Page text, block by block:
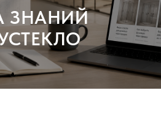
ЗНАНИЙ